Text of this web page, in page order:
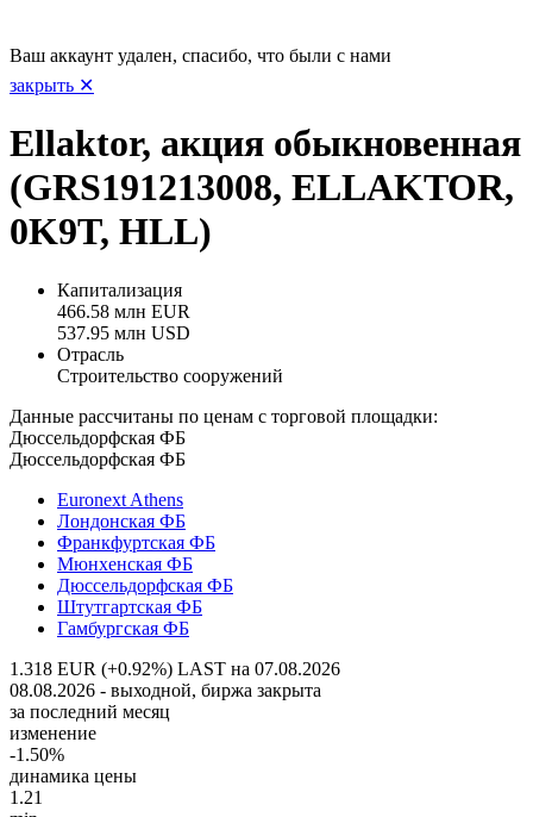
Ваш аккаунт удален, спасибо, что были с нами
закрыть ✕
Ellaktor, акция обыкновенная
(GRS191213008, ELLAKTOR,
0K9T, HLL)
Капитализация
466.58 млн EUR
537.95 млн USD
Отрасль
Строительство сооружений
Данные рассчитаны по ценам с торговой площадки:
Дюссельдорфская ФБ
Дюссельдорфская ФБ
Euronext Athens
Лондонская ФБ
Франкфуртская ФБ
Мюнхенская ФБ
Дюссельдорфская ФБ
Штутгартская ФБ
Гамбургская ФБ
1.318 EUR (+0.92%) LAST на 07.08.2026
08.08.2026 - выходной, биржа закрыта
за последний месяц
изменение
-1.50%
динамика цены
1.21